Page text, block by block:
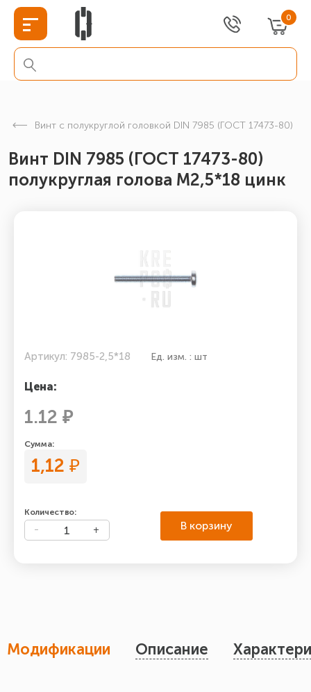
0
Винт с полукруглой головкой DIN 7985 (ГОСТ 17473-80)
Винт DIN 7985 (ГОСТ 17473-80)
полукруглая голова М2,5*18 цинк
Артикул: 7985-2,5*18 Ед. изм. : шт
Цена:
1.12 ₽
Сумма:
1,12 ₽
Количество:
В корзину
Модификации Описание